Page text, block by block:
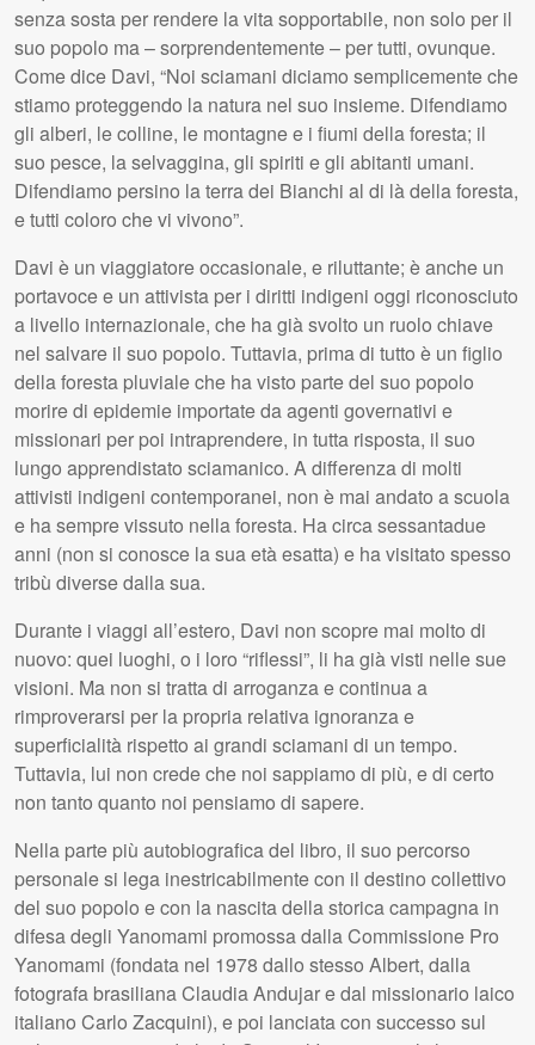
senza sosta per rendere la vita sopportabile, non solo per il
suo popolo ma – sorprendentemente – per tutti, ovunque.
Come dice Davi, “Noi sciamani diciamo semplicemente che
stiamo proteggendo la natura nel suo insieme. Difendiamo
gli alberi, le colline, le montagne e i fiumi della foresta; il
suo pesce, la selvaggina, gli spiriti e gli abitanti umani.
Difendiamo persino la terra dei Bianchi al di là della foresta,
e tutti coloro che vi vivono”.
Davi è un viaggiatore occasionale, e riluttante; è anche un
portavoce e un attivista per i diritti indigeni oggi riconosciuto
a livello internazionale, che ha già svolto un ruolo chiave
nel salvare il suo popolo. Tuttavia, prima di tutto è un figlio
della foresta pluviale che ha visto parte del suo popolo
morire di epidemie importate da agenti governativi e
missionari per poi intraprendere, in tutta risposta, il suo
lungo apprendistato sciamanico. A differenza di molti
attivisti indigeni contemporanei, non è mai andato a scuola
e ha sempre vissuto nella foresta. Ha circa sessantadue
anni (non si conosce la sua età esatta) e ha visitato spesso
tribù diverse dalla sua.
Durante i viaggi all’estero, Davi non scopre mai molto di
nuovo: quei luoghi, o i loro “riflessi”, li ha già visti nelle sue
visioni. Ma non si tratta di arroganza e continua a
rimproverarsi per la propria relativa ignoranza e
superficialità rispetto ai grandi sciamani di un tempo.
Tuttavia, lui non crede che noi sappiamo di più, e di certo
non tanto quanto noi pensiamo di sapere.
Nella parte più autobiografica del libro, il suo percorso
personale si lega inestricabilmente con il destino collettivo
del suo popolo e con la nascita della storica campagna in
difesa degli Yanomami promossa dalla Commissione Pro
Yanomami (fondata nel 1978 dallo stesso Albert, dalla
fotografa brasiliana Claudia Andujar e dal missionario laico
italiano Carlo Zacquini), e poi lanciata con successo sul